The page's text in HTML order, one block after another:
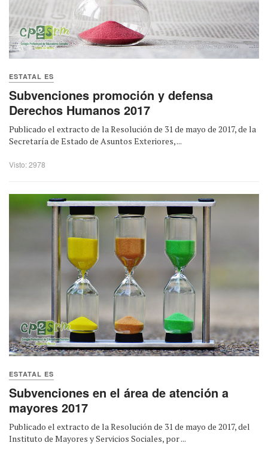
ESTATAL ES
Subvenciones promoción y defensa
Derechos Humanos 2017
Publicado el extracto de la Resolución de 31 de mayo de 2017, de la
Secretaría de Estado de Asuntos Exteriores, ...
Visto: 2978
ESTATAL ES
Subvenciones en el área de atención a
mayores 2017
Publicado el extracto de la Resolución de 31 de mayo de 2017, del
Instituto de Mayores y Servicios Sociales, por ...